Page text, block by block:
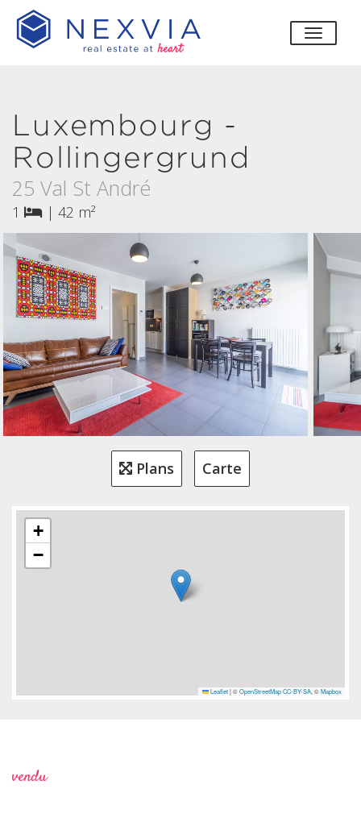
Luxembourg -
Rollingergrund
25 Val St André
1 | 42 m²
Plans Carte
+
−
Leaflet |©OpenStreetMap CC-BY-SA, ©Mapbox
vendu